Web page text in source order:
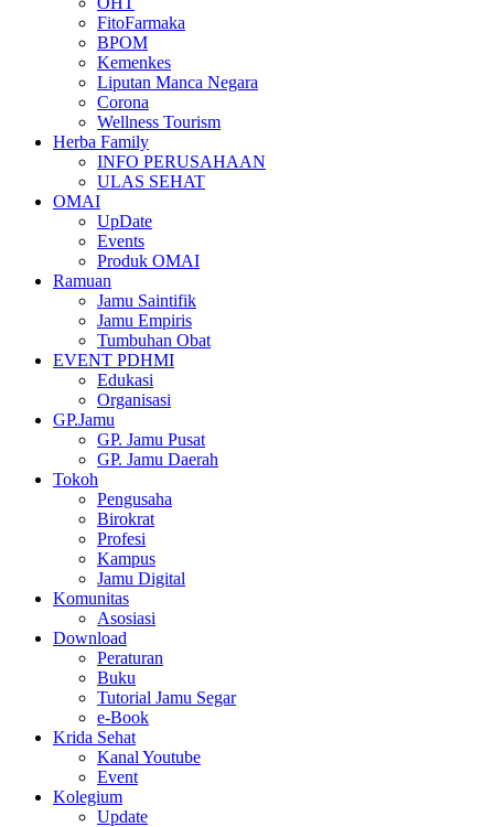
FitoFarmaka
BPOM
Kemenkes
Liputan Manca Negara
Corona
Wellness Tourism
Herba Family
INFO PERUSAHAAN
ULAS SEHAT
OMAI
UpDate
Events
Produk OMAI
Ramuan
Jamu Saintifik
Jamu Empiris
Tumbuhan Obat
EVENT PDHMI
Edukasi
Organisasi
GP.Jamu
GP. Jamu Pusat
GP. Jamu Daerah
Tokoh
Pengusaha
Birokrat
Profesi
Kampus
Jamu Digital
Komunitas
Asosiasi
Download
Peraturan
Buku
Tutorial Jamu Segar
e-Book
Krida Sehat
Kanal Youtube
Event
Kolegium
Update